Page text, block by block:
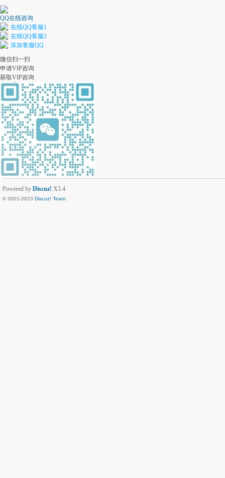
QQ在线咨询
在线QQ客服1
在线QQ客服2
添加客服QQ
微信扫一扫
申请VIP咨询
获取VIP咨询
Powered by Discuz! X3.4
© 2001-2023 Discuz! Team